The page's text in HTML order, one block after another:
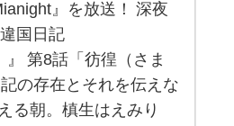
』を放送！ 深夜
国日記
』 第8話「彷徨（さま
の存在とそれを伝えな
る朝。槙生はえみり